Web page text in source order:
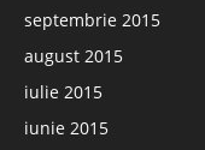
septembrie 2015
august 2015
iulie 2015
iunie 2015